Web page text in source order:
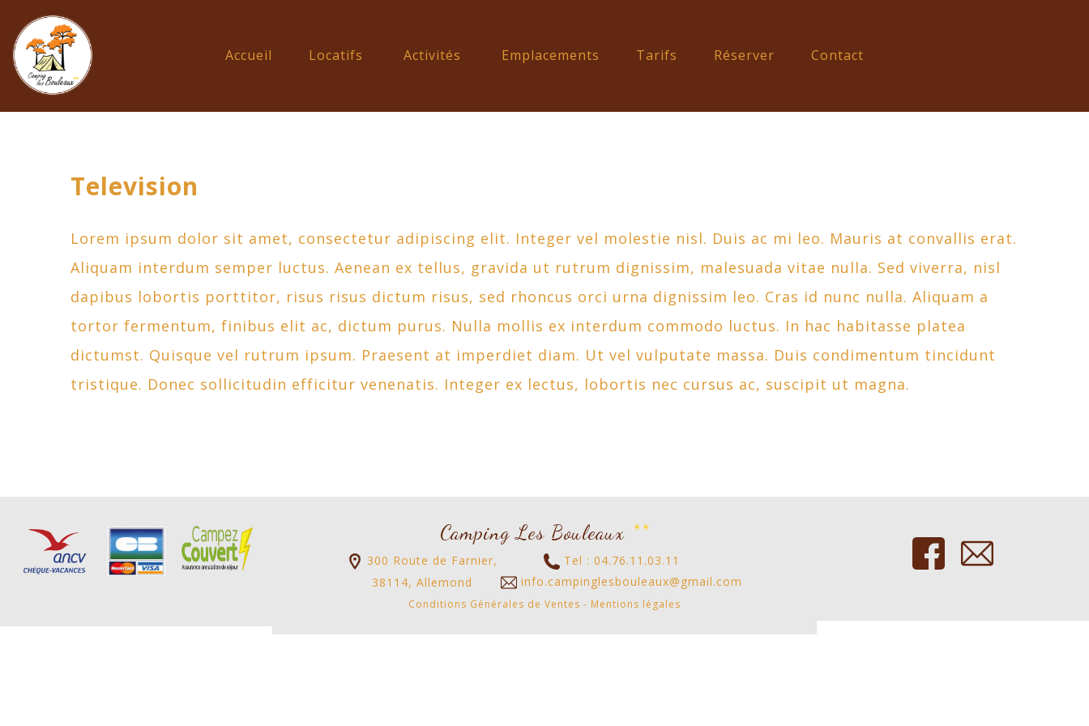
Accueil Locatifs Activités Emplacements Tarifs Réserver Contact
Television
Lorem ipsum dolor sit amet, consectetur adipiscing elit. Integer vel molestie nisl. Duis ac mi leo. Mauris at convallis erat.
Aliquam interdum semper luctus. Aenean ex tellus, gravida ut rutrum dignissim, malesuada vitae nulla. Sed viverra, nisl
dapibus lobortis porttitor, risus risus dictum risus, sed rhoncus orci urna dignissim leo. Cras id nunc nulla. Aliquam a
tortor fermentum, finibus elit ac, dictum purus. Nulla mollis ex interdum commodo luctus. In hac habitasse platea
dictumst. Quisque vel rutrum ipsum. Praesent at imperdiet diam. Ut vel vulputate massa. Duis condimentum tincidunt
tristique. Donec sollicitudin efficitur venenatis. Integer ex lectus, lobortis nec cursus ac, suscipit ut magna.
Camping Les Bouleaux **
300 Route de Farnier,
Tel : 04.76.11.03.11
38114, Allemond
info.campinglesbouleaux@gmail.com
Conditions Générales de Ventes - Mentions légales